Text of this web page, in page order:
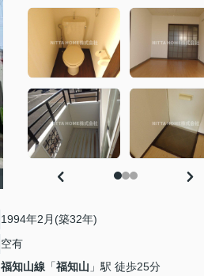
1994年2月(築32年)
空有
福知山線 「福知山 」駅 徒歩25分